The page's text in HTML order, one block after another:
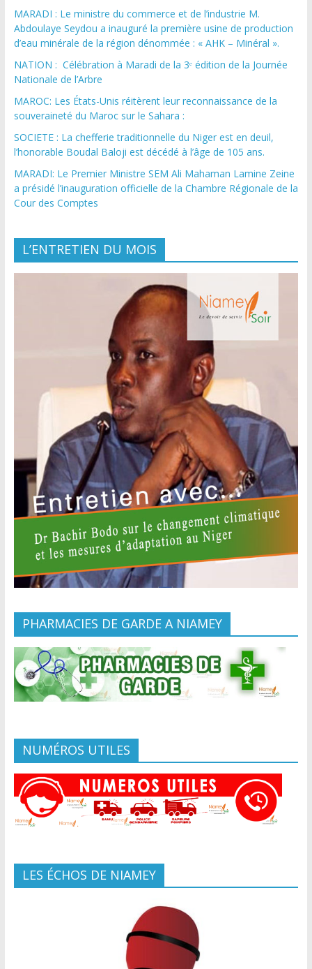
MARADI : Le ministre du commerce et de l’industrie M.
Abdoulaye Seydou a inauguré la première usine de production
d’eau minérale de la région dénommée : « AHK – Minéral ».
NATION : Célébration à Maradi de la 3ᵉ édition de la Journée
Nationale de l’Arbre
MAROC: Les États-Unis réitèrent leur reconnaissance de la
souveraineté du Maroc sur le Sahara :
SOCIETE : La chefferie traditionnelle du Niger est en deuil,
l’honorable Boudal Baloji est décédé à l’âge de 105 ans.
MARADI: Le Premier Ministre SEM Ali Mahaman Lamine Zeine
a présidé l’inauguration officielle de la Chambre Régionale de la
Cour des Comptes
L’ENTRETIEN DU MOIS
PHARMACIES DE GARDE A NIAMEY
NUMÉROS UTILES
LES ÉCHOS DE NIAMEY